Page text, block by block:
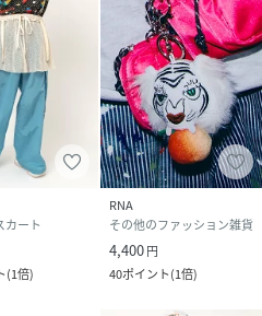
カート
(1倍)
RNA
その他のファッション雑貨
4,400円
40ポイント(1倍)